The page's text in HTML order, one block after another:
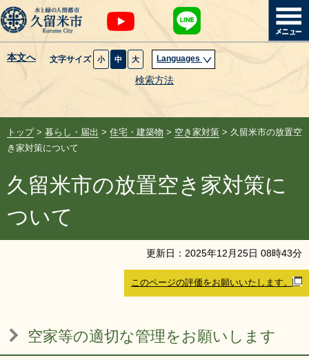
本文へ 文字サイズ 小 中 大 Languages
検索方法
暮らし・届出
健康・医療・福祉
観光魅力・イベント
創業・産業・ビジネス
組織から探す
RSS プライバシーポリシー
トップ> 暮らし・届出 > 住宅・建築物 > 空き家対策 > 久留米市の放置空
き家対策について
久留米市の放置空き家対策に
ついて
更新日： 2025年12 月 25日 08時43分
このページの評価をお願いいたします。
空家等の適切な管理をお願いします